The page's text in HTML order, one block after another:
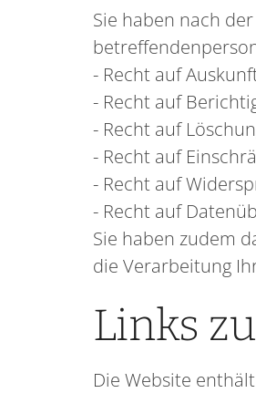
Sie haben nach
- Recht auf
- Recht auf
- Recht auf
- Recht auf
- Recht auf
- Recht auf
Sie haben zudem
die Verarbeitung
Links
Die Website